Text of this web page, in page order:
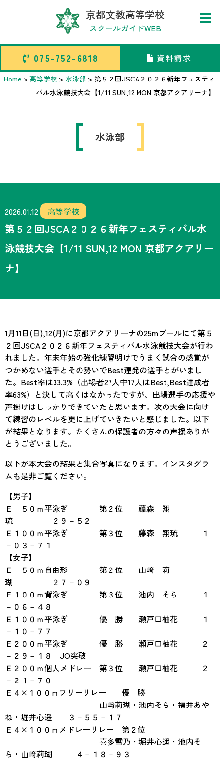
075-752-6818 資料請求
京都文教高等学校
スクールガイドWEB
075-752-6818 資料請求
Home > 高等学校 > 水泳部 > 第５２回JSCA２０２６新年フェスティ
バル水泳競技大会【1/11 SUN,12 MON 京都アクアリーナ】
水泳部
2026.01.12 高等学校
第５２回JSCA２０２６新年フェスティバル水
泳競技大会【1/11 SUN,12 MON 京都アクアリー
ナ】
1月11日(日),12(月)に京都アクアリーナの25mプールにて第５
２回JSCA２０２６新年フェスティバル水泳競技大会が行わ
れました。年末年始の強化練習明けでうまく試合の感覚が
つかめない選手とその勢いでBest連発の選手とがいまし
た。Best率は33.3%（出場者27人中17人はBest,Best達成者
率63%）と決して高くはなかったですが、出場選手の応援や
声掛けはしっかりできていたと思います。次の大会に向け
て練習のレベルを更に上げていきたいと感じました。以下
が結果となります。たくさんの保護者の方々の声援ありが
とうございました。
以下が本大会の結果と集合写真になります。インスタグラ
ムも是非ご覧ください。
【男子】
Ｅ ５０ｍ平泳ぎ 第２位 藤森 翔
琉 ２９－５２
Ｅ１００ｍ平泳ぎ 第３位 藤森 翔琉 １
－０３－７１
【女子】
Ｅ ５０ｍ自由形 第２位 山﨑 莉
瑚 ２７－０９
Ｅ１００ｍ背泳ぎ 第３位 池内 そら １
－０６－４８
Ｅ１００ｍ平泳ぎ 優 勝 瀬戸口柚花 １
－１０－７７
Ｅ２００ｍ平泳ぎ 優 勝 瀬戸口柚花 ２
－２９－１８ JO突破
Ｅ２００ｍ個人メドレー 第３位 瀬戸口柚花 ２
－２１－７０
Ｅ４×１００ｍフリーリレー 優 勝
山﨑莉瑚・池内そら・福井あや
ね・堀井心遥 ３－５５－１７
Ｅ４×１００ｍメドレーリレー 第２位
喜多雪乃・堀井心遥・池内そ
ら・山﨑莉瑚 ４－１８－９３